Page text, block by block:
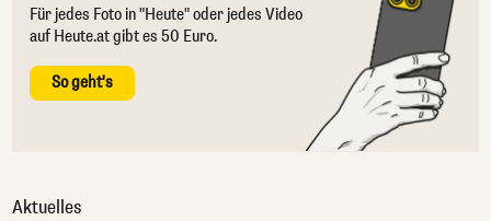
Für jedes Foto in "Heute" oder jedes Video
auf Heute.at gibt es 50 Euro.
So geht's
Aktuelles